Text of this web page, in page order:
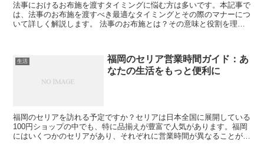
法事におけるお布施を渡すタイミングに悩む方は多いです。本記事で
は、法事のお布施を渡すべき最適なタイミングとその際のマナーにつ
いて詳しく解説します。 法事のお布施とは？その意味と役割を理解
生活
福岡のセリア営業時間ガイド：あ
なたの生活をもっと便利に
福岡のセリアを訪れる予定ですか？セリアは日本全国に展開している
100円ショップの中でも、特に品揃えが豊富で人気があります。福岡
にはいくつかのセリアがあり、それぞれに営業時間が異なることがあ